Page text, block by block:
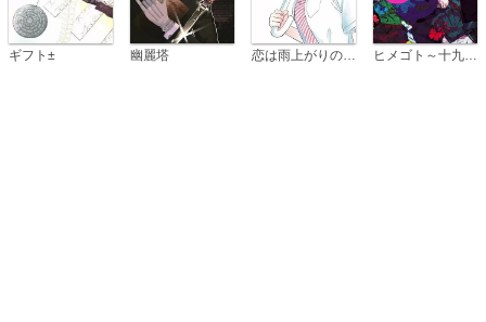
ギフト± 幽麗塔 ヒメゴト～十九歳の制服～